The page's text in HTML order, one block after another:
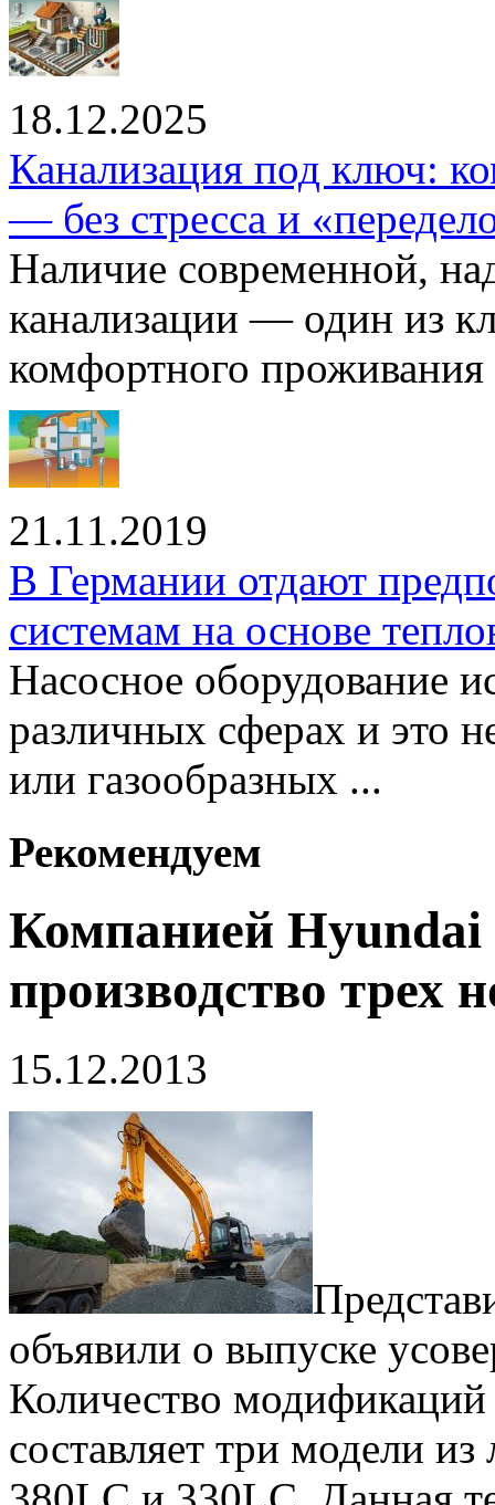
18.12.2025
Канализация под ключ:
— без стресса и
Наличие современной,
канализации — один из
комфортного проживания
21.11.2019
В Германии отдают
системам на основе
Насосное оборудование
различных сферах и это
или газообразных ...
Рекомендуем
Компанией Hyundai
производство трех
15.12.2013
объявили о выпуске
Количество
составляет три модели